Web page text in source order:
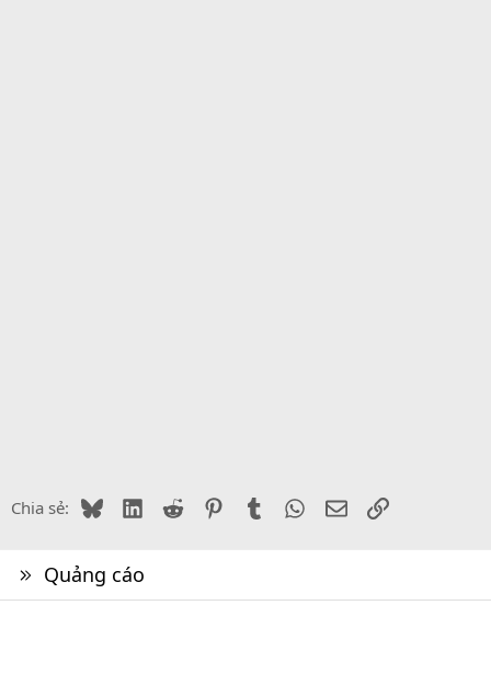
Chia sẻ: BlueskyLinkedIn
Reddit PinterestTumblr WhatsApp
EmailLink
Quảng cáo